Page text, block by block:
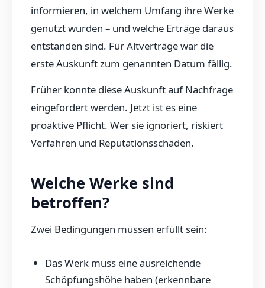
informieren, in welchem Umfang ihre Werke
genutzt wurden – und welche Erträge daraus
entstanden sind. Für Altverträge war die
erste Auskunft zum genannten Datum fällig.
Früher konnte diese Auskunft auf Nachfrage
eingefordert werden. Jetzt ist es eine
proaktive Pflicht. Wer sie ignoriert, riskiert
Verfahren und Reputationsschäden.
Welche Werke sind
betroffen?
Zwei Bedingungen müssen erfüllt sein:
Das Werk muss eine ausreichende
Schöpfungshöhe haben (erkennbare